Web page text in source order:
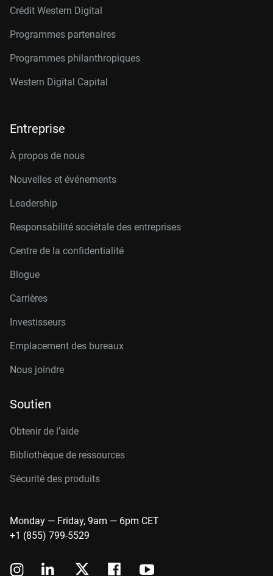
Crédit Western Digital
Programmes partenaires
Programmes philanthropiques
Western Digital Capital
Entreprise
À propos de nous
Nouvelles et événements
Leadership
Responsabilité sociétale des entreprises
Centre de la confidentialité
Blogue
Carrières
Investisseurs
Emplacement des bureaux
Nous joindre
Soutien
Obtenir de l’aide
Bibliothèque de ressources
Sécurité des produits
Monday — Friday, 9am — 6pm CET
+1 (855) 799-5529